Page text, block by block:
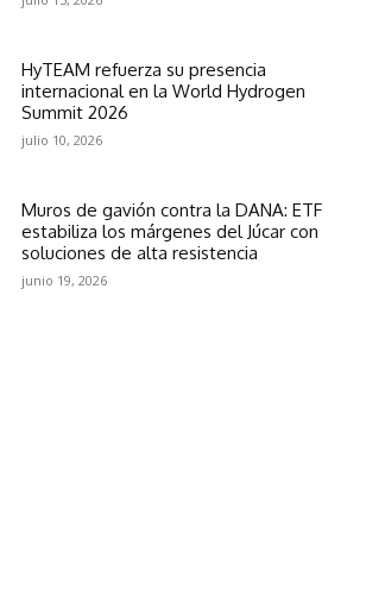
HyTEAM refuerza su presencia
internacional en la World Hydrogen
Summit 2026
julio 10, 2026
Muros de gavión contra la DANA: ETF
estabiliza los márgenes del Júcar con
soluciones de alta resistencia
junio 19, 2026